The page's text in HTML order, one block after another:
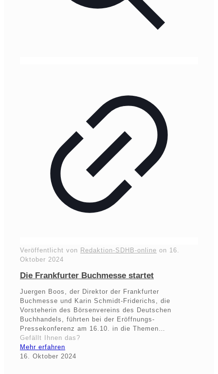
Veröffentlicht von Redaktion-SDHB-online on 16.
Oktober 2024
Die Frankfurter Buchmesse startet
Juergen Boos, der Direktor der Frankfurter
Buchmesse und Karin Schmidt-Friderichs, die
Vorsteherin des Börsenvereins des Deutschen
Buchhandels, führten bei der Eröffnungs-
Pressekonferenz am 16.10. in die Themen…
Gefällt Ihnen das?
Mehr erfahren
16. Oktober 2024